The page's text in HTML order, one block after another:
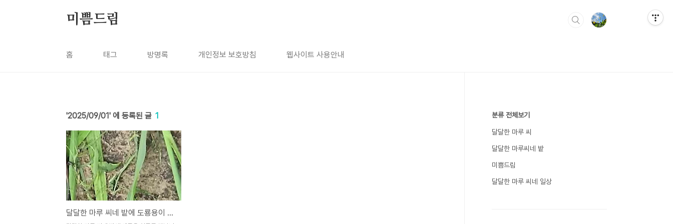
미쁨드림
홈 태그 방명록 개인정보 보호방침 웹사이트 사용안내
2025/09/01 1
달달한 마루 씨네 밭에 도룡용이 살아요.
분류 전체보기
달달한 마루 씨
달달한 마루씨네 밭
미쁨드림
달달한 마루 씨네 일상